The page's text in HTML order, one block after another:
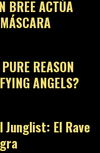
BREE ACTÚA
REASON
ANGELS?
08
Junglist: El Rave